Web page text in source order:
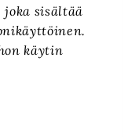
sisältää
käytin